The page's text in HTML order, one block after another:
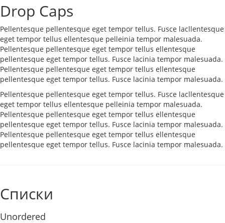
Drop Caps
Pellentesque pellentesque eget tempor tellus. Fusce lacllentesque
eget tempor tellus ellentesque pelleinia tempor malesuada.
Pellentesque pellentesque eget tempor tellus ellentesque
pellentesque eget tempor tellus. Fusce lacinia tempor malesuada.
Pellentesque pellentesque eget tempor tellus ellentesque
pellentesque eget tempor tellus. Fusce lacinia tempor malesuada.
Pellentesque pellentesque eget tempor tellus. Fusce lacllentesque
eget tempor tellus ellentesque pelleinia tempor malesuada.
Pellentesque pellentesque eget tempor tellus ellentesque
pellentesque eget tempor tellus. Fusce lacinia tempor malesuada.
Pellentesque pellentesque eget tempor tellus ellentesque
pellentesque eget tempor tellus. Fusce lacinia tempor malesuada.
Списки
Unordered